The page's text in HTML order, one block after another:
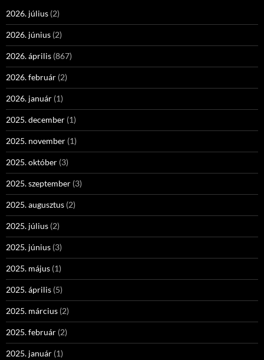
2026. július (2)
2026. június (2)
2026. április (867)
2026. február (2)
2026. január (1)
2025. december (1)
2025. november (1)
2025. október (3)
2025. szeptember (3)
2025. augusztus (2)
2025. július (2)
2025. június (3)
2025. május (1)
2025. április (5)
2025. március (2)
2025. február (2)
2025. január (1)